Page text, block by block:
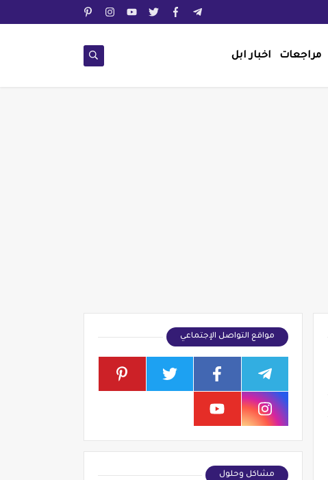
مراجعات اخبار ابل
مواقع التواصل الإجتماعي
مشاكل وحلول